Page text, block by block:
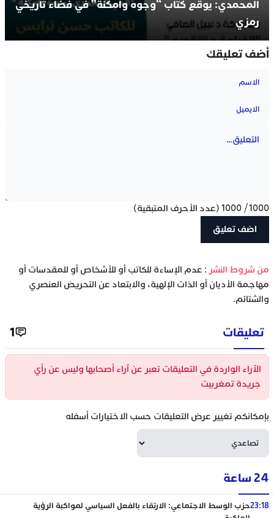
المحمدي: يوقع كتاب “وجوه وأمكنة” في فضاء تاريخي
رمزي
أضف تعليقك
1000
/
1000 (عدد الأحرف المتبقية)
‫من شروط النشر : عدم الإساءة للكاتب أو للأشخاص أو للمقدسات أو
مهاجمة الأديان أو الذات الإلهية، والابتعاد عن التحريض العنصري
والشتائم.
تعليقات 1
الآراء الواردة في التعليقات تعبر عن آراء أصحابها وليس عن رأي
جريدة تمغربيت
بإمكانكم تغيير عرض التعليقات حسب الاختيارات أسفله
24 ساعة
23:18حزب الوسط الاجتماعي: الارتقاء بالفعل السياسي لمواكبة الرؤية